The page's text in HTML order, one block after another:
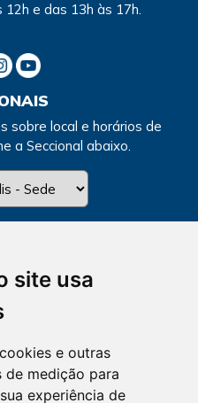
site usa
e outras
de medição para
experiência de
12h e das 13h às 17h.
sobre local e horários de
a Seccional abaixo.